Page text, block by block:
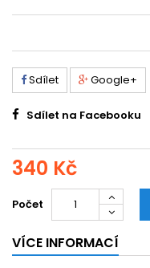
Sdílet Google+
Sdílet na Facebooku
340 Kč
Počet
VÍCE INFORMACÍ